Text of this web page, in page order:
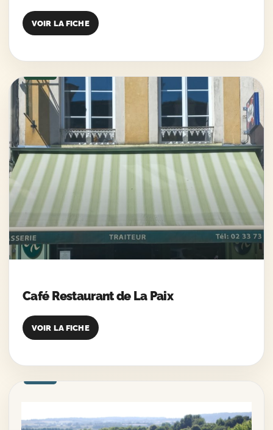
VOIR LA FICHE
Café Restaurant de La Paix
VOIR LA FICHE